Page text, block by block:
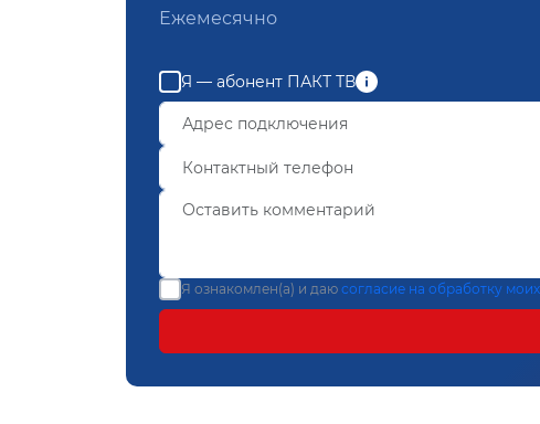
Ежемесячно
Я — абонент ПАКТ ТВ
Я ознакомлен(а) и даю согласие на обработку